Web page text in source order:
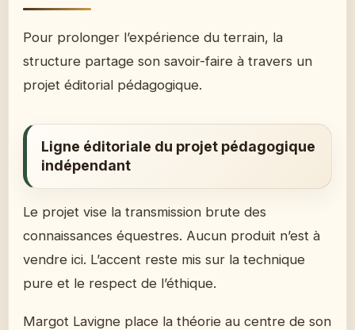
Pour prolonger l’expérience du terrain, la
structure partage son savoir-faire à travers un
projet éditorial pédagogique.
Ligne éditoriale du projet pédagogique
indépendant
Le projet vise la transmission brute des
connaissances équestres. Aucun produit n’est à
vendre ici. L’accent reste mis sur la technique
pure et le respect de l’éthique.
Margot Lavigne place la théorie au centre de son